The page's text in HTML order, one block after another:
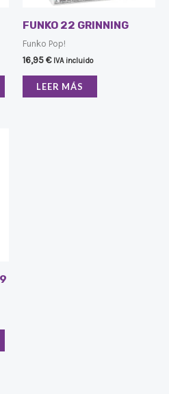
FUNKO 22 GRINNING
Funko Pop!
16,95€ IVA incluido
LEER MÁS